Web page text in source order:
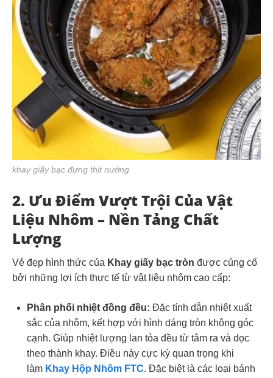
khay giấy bạc đựng thịt nướng
2. Ưu Điểm Vượt Trội Của Vật
Liệu Nhôm – Nền Tảng Chất
Lượng
Vẻ đẹp hình thức của Khay giấy bạc tròn được củng cố
bởi những lợi ích thực tế từ vật liệu nhôm cao cấp:
Phân phối nhiệt đồng đều: Đặc tính dẫn nhiệt xuất
sắc của nhôm, kết hợp với hình dáng tròn không góc
cạnh. Giúp nhiệt lượng lan tỏa đều từ tâm ra và dọc
theo thành khay. Điều này cực kỳ quan trọng khi
làm Khay Hộp Nhôm FTC. Đặc biệt là các loại bánh